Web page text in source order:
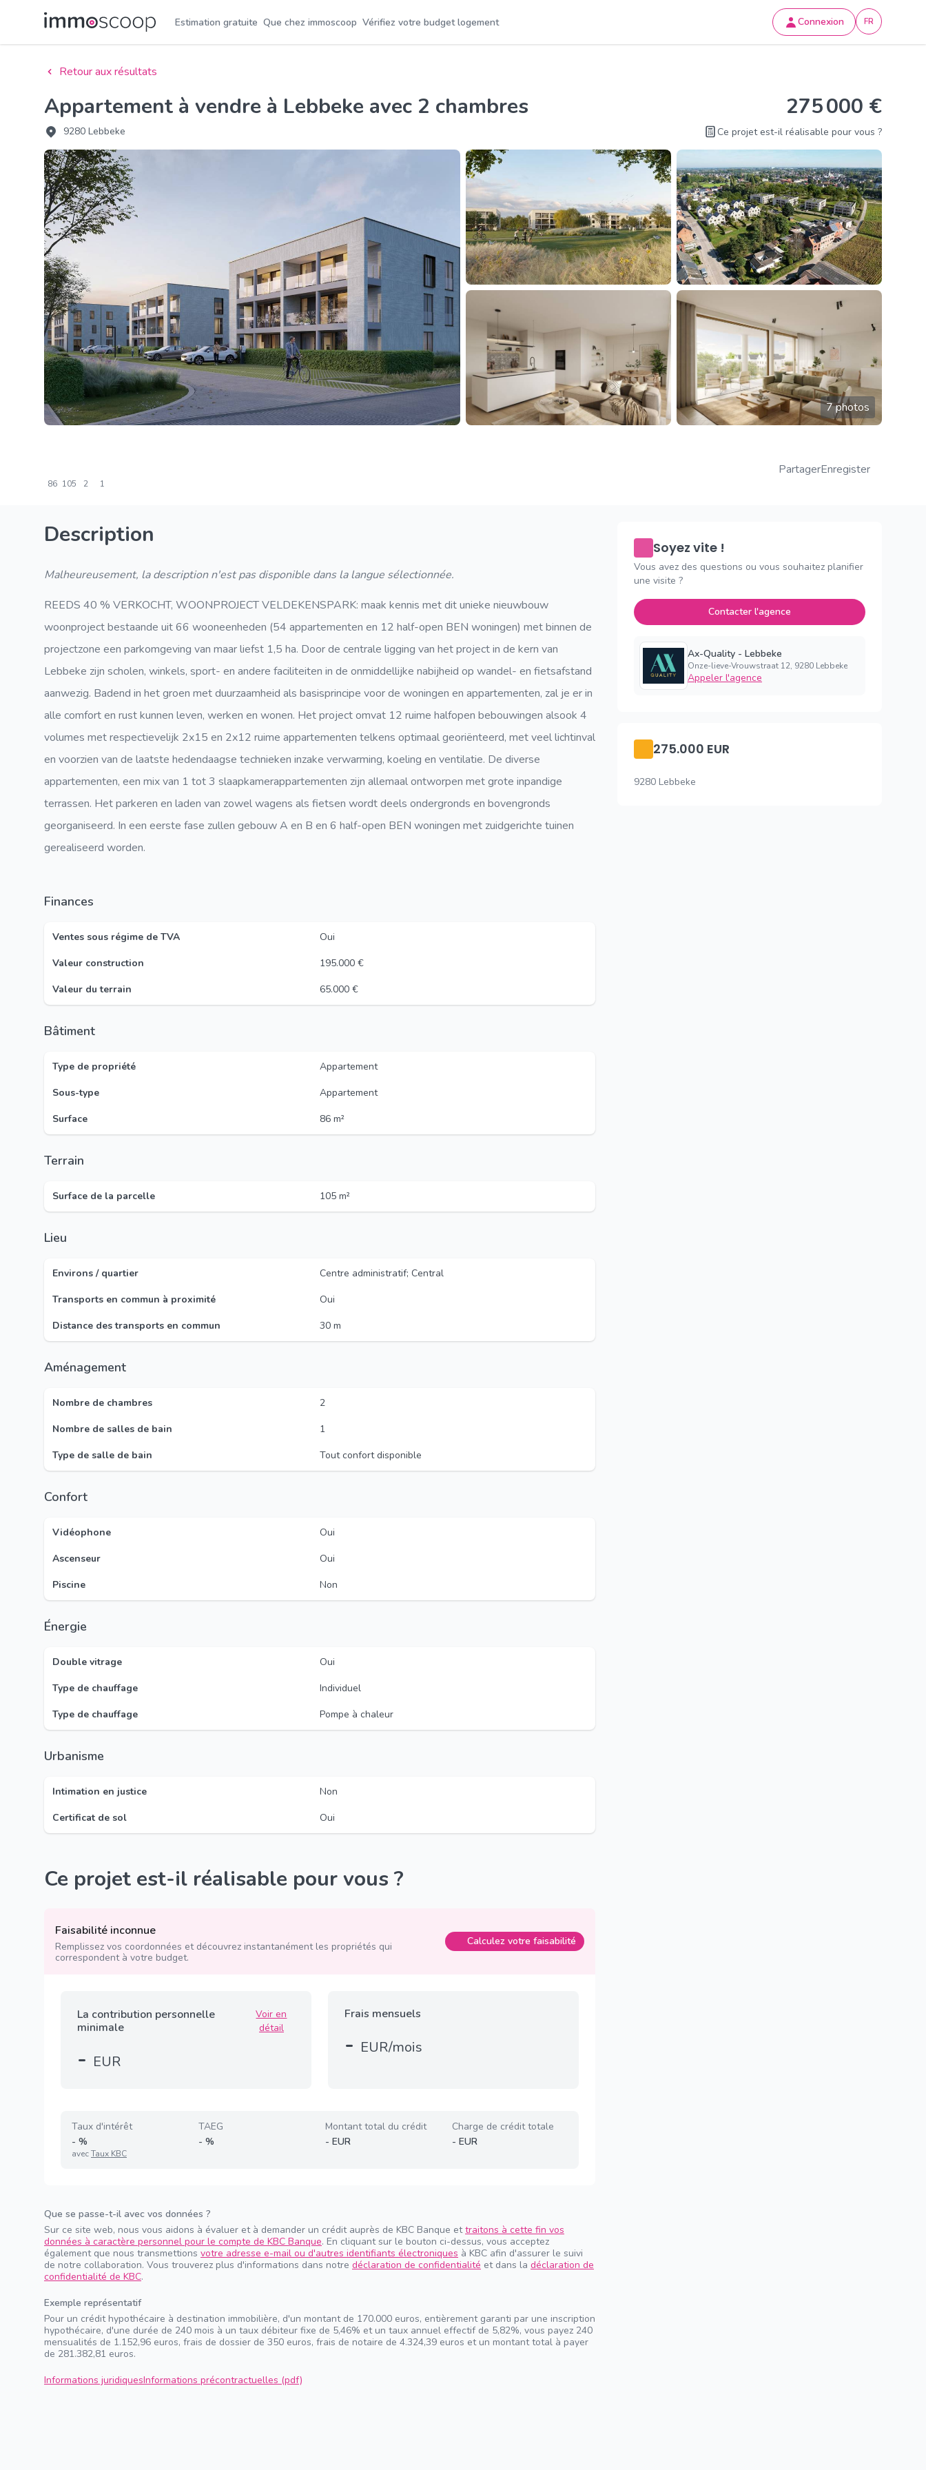
Estimation gratuite Que chez immoscoop Vérifiez votre budget logement Connexion FR
Retour aux résultats
Appartement à vendre à Lebbeke avec 2 chambres
9280 Lebbeke
275 000 €
Ce projet est-il réalisable pour vous ?
7 photos
86 105 2 1
PartagerEnregister
Description
Malheureusement, la description n'est pas disponible dans la langue sélectionnée.
REEDS 40 % VERKOCHT, WOONPROJECT VELDEKENSPARK: maak kennis met dit unieke nieuwbouw
woonproject bestaande uit 66 wooneenheden (54 appartementen en 12 half-open BEN woningen) met binnen de
projectzone een parkomgeving van maar liefst 1,5 ha. Door de centrale ligging van het project in de kern van
Lebbeke zijn scholen, winkels, sport- en andere faciliteiten in de onmiddellijke nabijheid op wandel- en fietsafstand
aanwezig. Badend in het groen met duurzaamheid als basisprincipe voor de woningen en appartementen, zal je er in
alle comfort en rust kunnen leven, werken en wonen. Het project omvat 12 ruime halfopen bebouwingen alsook 4
volumes met respectievelijk 2x15 en 2x12 ruime appartementen telkens optimaal georiënteerd, met veel lichtinval
en voorzien van de laatste hedendaagse technieken inzake verwarming, koeling en ventilatie. De diverse
appartementen, een mix van 1 tot 3 slaapkamerappartementen zijn allemaal ontworpen met grote inpandige
terrassen. Het parkeren en laden van zowel wagens als fietsen wordt deels ondergronds en bovengronds
georganiseerd. In een eerste fase zullen gebouw A en B en 6 half-open BEN woningen met zuidgerichte tuinen
gerealiseerd worden.
Finances
Ventes sous régime de TVA
Oui
Valeur construction
195.000 €
Valeur du terrain
65.000 €
Bâtiment
Type de propriété
Appartement
Sous-type
Appartement
Surface
86 m²
Terrain
Surface de la parcelle 105 m²
Lieu
Environs / quartier
Centre administratif; Central
Transports en commun à proximité
Oui
Distance des transports en commun
30 m
Aménagement
Nombre de chambres
2
Nombre de salles de bain
1
Type de salle de bain
Tout confort disponible
Confort
Vidéophone
Oui
Ascenseur
Oui
Piscine
Non
Énergie
Double vitrage
Oui
Type de chauffage
Individuel
Type de chauffage
Pompe à chaleur
Urbanisme
Intimation en justice
Non
Certificat de sol
Oui
Ce projet est-il réalisable pour vous ?
Faisabilité inconnue
Remplissez vos coordonnées et découvrez instantanément les propriétés qui
correspondent à votre budget.
Calculez votre faisabilité
La contribution personnelle
minimale
Voir en
détail
- EUR
Frais mensuels
- EUR/mois
Taux d'intérêt
- %
avecTaux KBC
TAEG
- %
Montant total du crédit
- EUR
Charge de crédit totale
- EUR
Que se passe-t-il avec vos données ?
Sur ce site web, nous vous aidons à évaluer et à demander un crédit auprès de KBC Banque ettraitons à cette fin vos
données à caractère personnel pour le compte de KBC Banque. En cliquant sur le bouton ci-dessus, vous acceptez
également que nous transmettions votre adresse e-mail ou d'autres identifiants électroniques à KBC afin d'assurer le suivi
de notre collaboration. Vous trouverez plus d'informations dans notre déclaration de confidentialité et dans la déclaration de
confidentialité de KBC.
Exemple représentatif
Pour un crédit hypothécaire à destination immobilière, d'un montant de 170.000 euros, entièrement garanti par une inscription
hypothécaire, d'une durée de 240 mois à un taux débiteur fixe de 5,46% et un taux annuel effectif de 5,82%, vous payez 240
mensualités de 1.152,96 euros, frais de dossier de 350 euros, frais de notaire de 4.324,39 euros et un montant total à payer
de 281.382,81 euros.
Informations juridiquesInformations précontractuelles (pdf)
Soyez vite !
Vous avez des questions ou vous souhaitez planifier
une visite ?
Contacter l'agence
Ax-Quality - Lebbeke
Onze-lieve-Vrouwstraat 12, 9280 Lebbeke
Appeler l'agence
275.000 EUR
9280 Lebbeke